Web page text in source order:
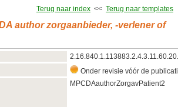
Terug naar index << Terug naar templates
author zorgaanbieder, -verlener of
Onder revisie vóór de
MPCDAauthorZorgavPatient2